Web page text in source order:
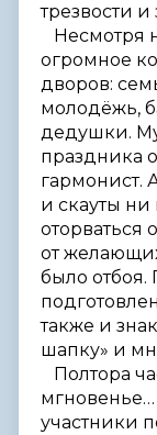
трезвости и
Несмотря
огромное
дворов:
молодёжь,
дедушки.
праздника
гармонист.
и скауты ни
оторваться
от
было
также и
шапку» и
Полтора
участники